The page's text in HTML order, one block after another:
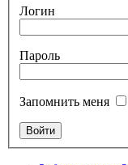
Логин
Пароль
Запомнить меня